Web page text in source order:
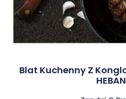
Blat Kuchenny Z
HEBAN